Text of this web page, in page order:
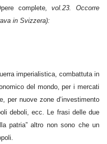
complete, vol.23. Occorre
in Svizzera):
imperialistica, combattuta in
del mondo, per i mercati
per nuove zone d’investimento
deboli, ecc. Le frasi delle due
patria” altro non sono che un